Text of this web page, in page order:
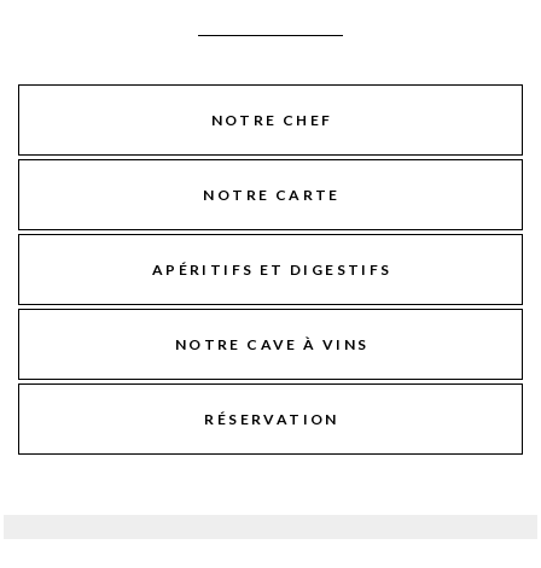
NOTRE CHEF
NOTRE CARTE
APÉRITIFS ET DIGESTIFS
NOTRE CAVE À VINS
RÉSERVATION